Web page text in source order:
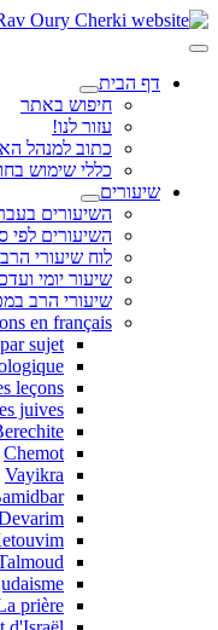
דף הבית
חיפוש באתר
עזור לנו!
כתוב למנהל
כללי שימוש
שיעורים
השיעורים
השיעורים
לוח שיעורי הרב
שיעור יומי
שיעורי הרב
en français
sujet
leçons
juives
Chemot
Vayikra
prière